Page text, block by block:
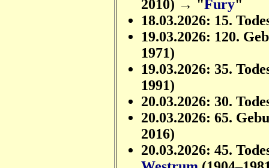
2010) → "Fury"
18.03.2026: 15.
19.03.2026: 120.
1971)
19.03.2026: 35.
1991)
20.03.2026: 30.
20.03.2026: 65.
2016)
20.03.2026: 45.